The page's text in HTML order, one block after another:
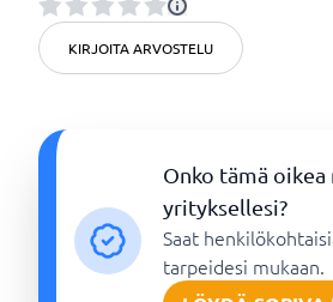
KIRJOITA ARVOSTELU
Onko tämä oikea
yrityksellesi?
Saat
tarpeidesi mukaan.